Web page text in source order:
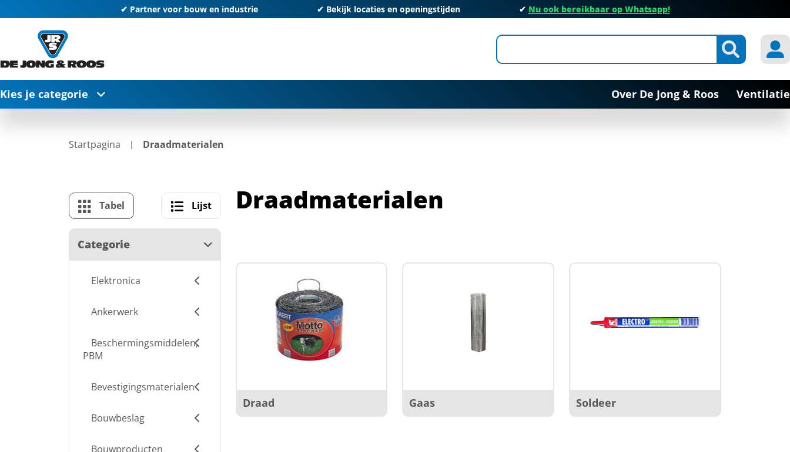
✔ Partner voor bouw en industrie ✔ Bekijk locaties en openingstijden ✔ Nu ook bereikbaar op Whatsapp!
Kies je categorie Over De Jong & Roos Ventilatie
Startpagina Draadmaterialen
Tabel Lijst
Categorie
Elektronica
Ankerwerk
Beschermingsmiddelen,
PBM
Bevestigingsmaterialen
Bouwbeslag
Bouwproducten
Draadmaterialen
Draad Gaas Soldeer